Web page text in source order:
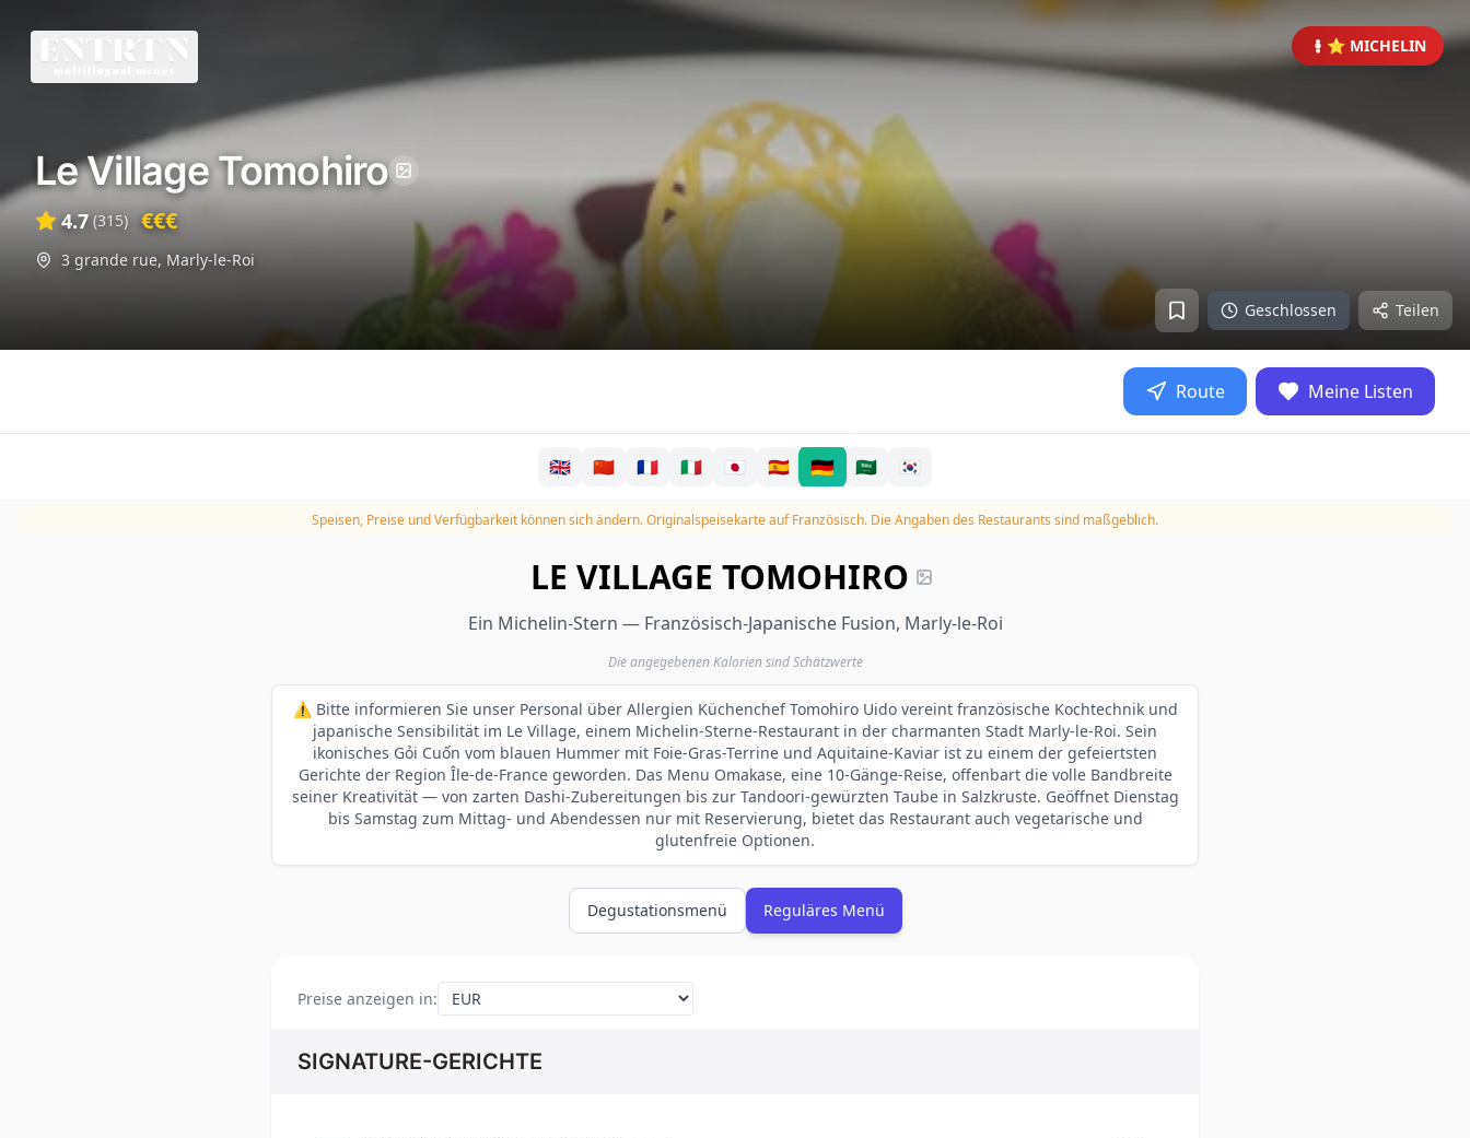
⭐ MICHELIN
Geschlossen Teilen
Le Village Tomohiro
4.7 (315) €€€
3 grande rue, Marly-le-Roi
Route Meine Listen
🇬🇧 🇨🇳 🇫🇷 🇮🇹 🇯🇵 🇪🇸 🇩🇪 🇸🇦 🇰🇷
Speisen, Preise und Verfügbarkeit können sich ändern.Originalspeisekarte auf Französisch. Die Angaben des Restaurants sind maßgeblich.
LE VILLAGE TOMOHIRO
Ein Michelin-Stern — Französisch-Japanische Fusion, Marly-le-Roi
Die angegebenen Kalorien sind Schätzwerte
⚠️ Bitte informieren Sie unser Personal über Allergien Küchenchef Tomohiro Uido vereint französische Kochtechnik und
japanische Sensibilität im Le Village, einem Michelin-Sterne-Restaurant in der charmanten Stadt Marly-le-Roi. Sein
ikonisches Gỏi Cuốn vom blauen Hummer mit Foie-Gras-Terrine und Aquitaine-Kaviar ist zu einem der gefeiertsten
Gerichte der Region Île-de-France geworden. Das Menu Omakase, eine 10-Gänge-Reise, offenbart die volle Bandbreite
seiner Kreativität — von zarten Dashi-Zubereitungen bis zur Tandoori-gewürzten Taube in Salzkruste. Geöffnet Dienstag
bis Samstag zum Mittag- und Abendessen nur mit Reservierung, bietet das Restaurant auch vegetarische und
glutenfreie Optionen.
Degustationsmenü Reguläres Menü
Preise anzeigen in:
SIGNATURE-GERICHTE